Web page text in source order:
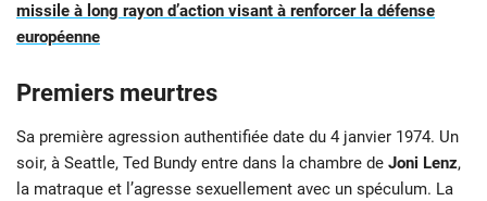
missile à long rayon d’action visant à renforcer la défense
européenne
Premiers meurtres
Sa première agression authentifiée date du 4 janvier 1974. Un
soir, à Seattle, Ted Bundy entre dans la chambre de Joni Lenz,
la matraque et l’agresse sexuellement avec un spéculum. La